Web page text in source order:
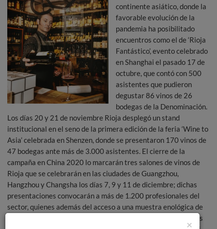
continente asiático, donde la
favorable evolución de la
pandemia ha posibilitado
encuentros como el de ‘Rioja
Fantástico’, evento celebrado
en Shanghai el pasado 17 de
octubre, que contó con 500
asistentes que pudieron
degustar 86 vinos de 26
bodegas de la Denominación.
Los días 20 y 21 de noviembre Rioja desplegó un stand
institucional en el seno de la primera edición de la feria ‘Wine to
Asia’ celebrada en Shenzen, donde se presentaron 170 vinos de
47 bodegas ante más de 3.000 asistentes. El cierre de la
campaña en China 2020 lo marcarán tres salones de vinos de
Rioja que se celebrarán en las ciudades de Guangzhou,
Hangzhou y Changsha los días 7, 9 y 11 de diciembre; dichas
presentaciones convocarán a más de 1.200 profesionales del
sector, quienes además del acceso a una muestra enológica de
78 bodegas, tendrán la oportunidad de escuchar las ponencias
×